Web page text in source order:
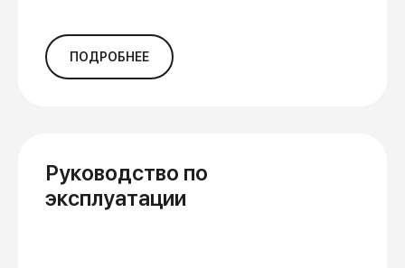
ПОДРОБНЕЕ
Руководство по
эксплуатации